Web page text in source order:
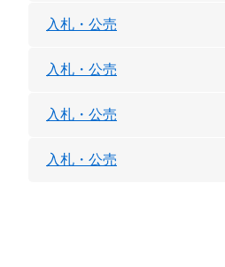
入札・公売
入札・公売
入札・公売
入札・公売